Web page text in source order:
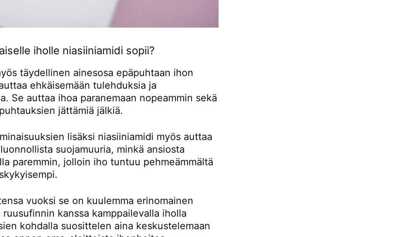
iholle niasiiniamidi sopii?
täydellinen ainesosa epäpuhtaan ihon
ehkäisemään tulehduksia ja
Se auttaa ihoa paranemaan nopeammin sekä
jättämiä jälkiä.
lisäksi niasiiniamidi myös auttaa
suojamuuria, minkä ansiosta
paremmin, jolloin iho tuntuu pehmeämmältä
vuoksi se on kuulemma erinomainen
kanssa kamppailevalla iholla
kohdalla suosittelen aina keskustelemaan